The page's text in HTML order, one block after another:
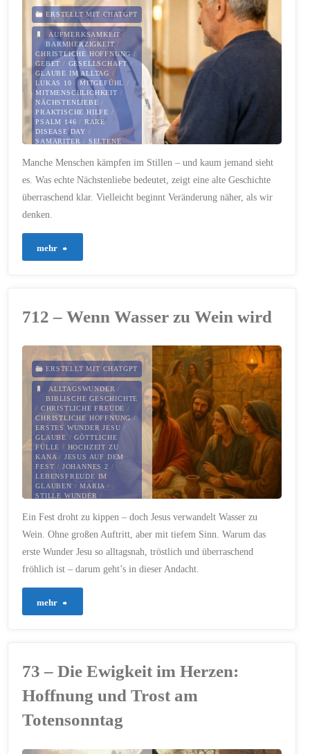
kein
Ende
nimmt"
ERSTELLT MIT CHATGPT
AUFMERKSAMKEIT /
BARMHERZIGKEIT /
CHRISTLICHE HOFFNUNG /
GEBET / GESELLSCHAFT/
GLAUBE IM ALLTAG /
LUKAS 10 /MITGEFÜHL /
MITMENSCHLICHKEIT /
NÄCHSTENLIEBE /
PRAKTISCHE HILFE /
PSALM 146 / RARE
DISEASE DAY /
SAMARITER / SELTENE
SOLIDARITÄT/
WÜRDE DES MENSCHEN
28. FEBRUAR 2026
Manche Menschen kämpfen im Stillen – und kaum jemand sieht
es. Was echte Nächstenliebe bedeutet, zeigt eine alte Geschichte
überraschend klar. Vielleicht beginnt Veränderung näher, als wir
denken.
mehr
Hände
und
Füße"
712 – Wenn Wasser zu Wein wird
ERSTELLT MIT CHATGPT
ALLTAGSWUNDER /
BIBLISCHE GESCHICHTE
/ CHRISTLICHE FREUDE /
CHRISTLICHE HOFFNUNG/
ERSTES WUNDER JESU /
GLAUBE /GÖTTLICHE
FÜLLE / HOCHZEIT ZU
KANA / JESUS AUF DEM
FEST / JOHANNES 2 /
LEBENSFREUDE IM
GLAUBEN /MARIA /
STILLE WUNDER /
WIRD ZU WEIN
25. AUGUST 2025
Ein Fest droht zu kippen – doch Jesus verwandelt Wasser zu
Wein. Ohne großen Auftritt, aber mit tiefem Sinn. Warum das
erste Wunder Jesu so alltagsnah, tröstlich und überraschend
fröhlich ist – darum geht’s in dieser Andacht.
mehr
73 – Die Ewigkeit im Herzen:
Hoffnung und Trost am
Totensonntag